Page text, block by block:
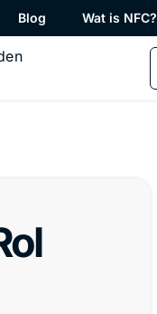
Blog Wat is NFC?